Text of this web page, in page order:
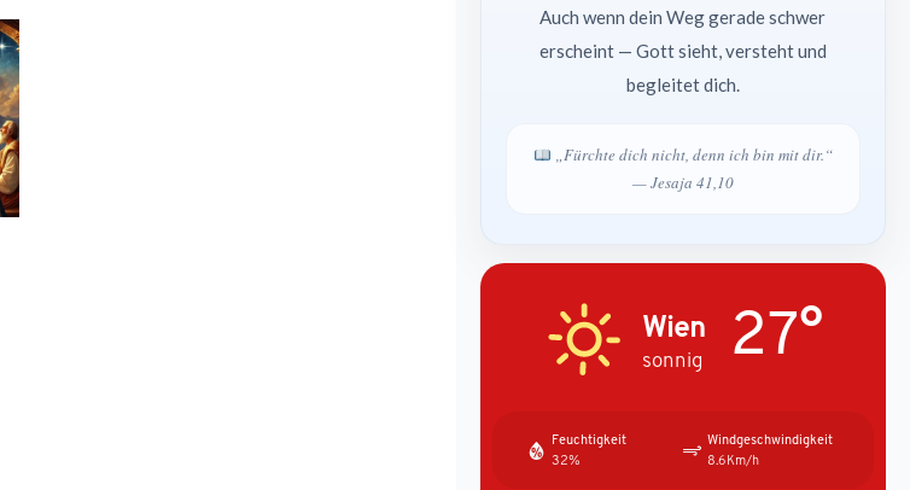
Auch wenn dein Weg gerade schwer
erscheint — Gott sieht, versteht und
begleitet dich.
„Fürchte dich nicht, denn ich bin mit dir.“
— Jesaja 41,10
Wien
sonnig 27°
Feuchtigkeit
32%
Windgeschwindigkeit
8.6Km/h